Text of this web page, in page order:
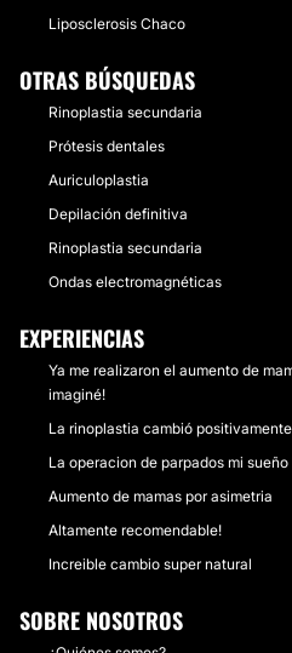
Liposclerosis Chaco
OTRAS BÚSQUEDAS
Rinoplastia secundaria
Prótesis dentales
Auriculoplastia
Depilación definitiva
Rinoplastia secundaria
Ondas electromagnéticas
EXPERIENCIAS
Ya me realizaron el aumento de
imaginé!
La rinoplastia cambió
La operacion de parpados mi
Aumento de mamas por asimetria
Altamente recomendable!
Increible cambio super natural
SOBRE NOSOTROS